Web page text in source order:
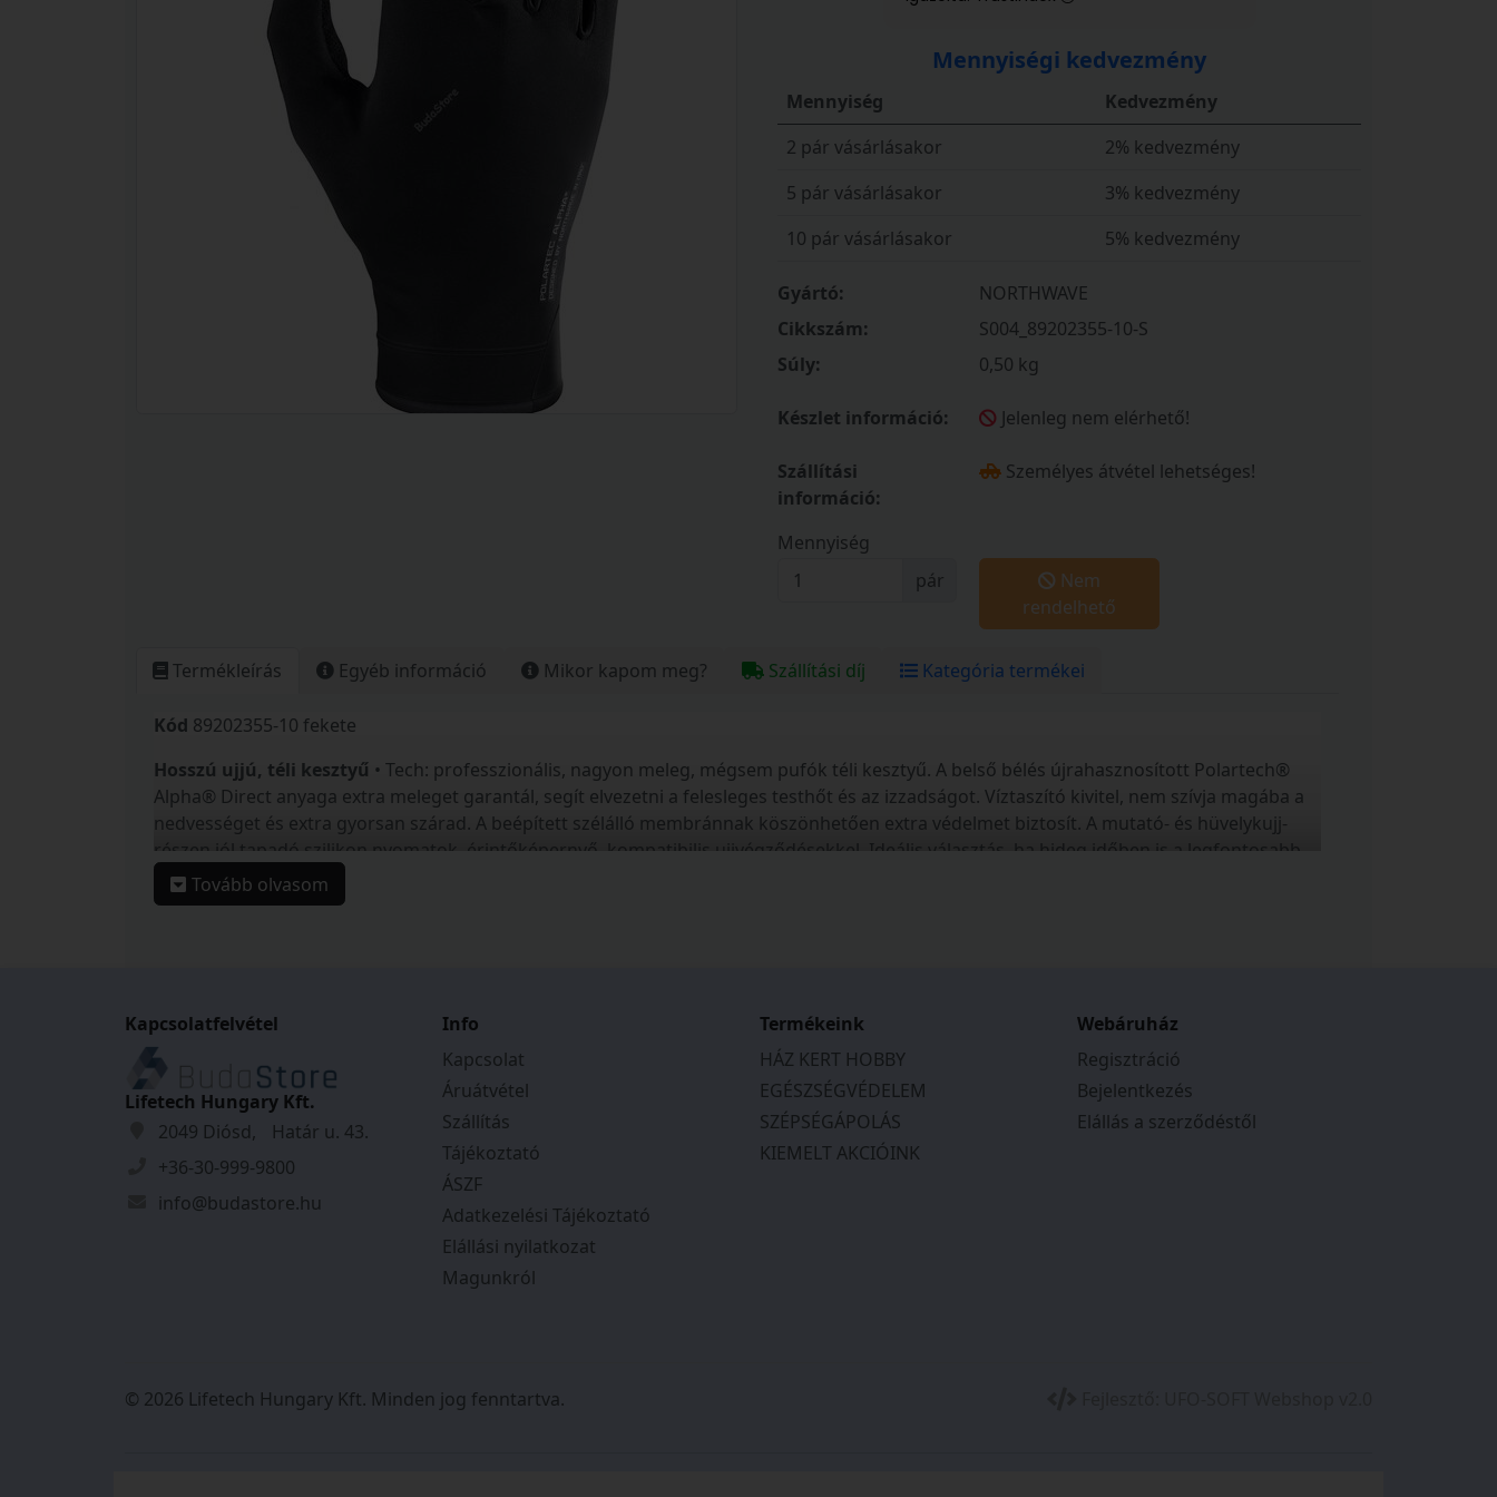
Mennyiségi kedvezmény
Mennyiség
Kedvezmény
2 pár vásárlásakor
2% kedvezmény
5 pár vásárlásakor
3% kedvezmény
10 pár vásárlásakor
5% kedvezmény
Gyártó:
NORTHWAVE
Cikkszám:
S004_89202355-10-S
Súly:
0,50 kg
Készlet információ: Jelenleg nem elérhető!
Szállítási
információ:
Személyes átvétel lehetséges!
Mennyiség
pár
Nem
rendelhető
Termékleírás Egyéb információ Mikor kapom meg? Szállítási díj Kategória termékei
Kód 89202355-10 fekete
Hosszú ujjú, téli kesztyű • Tech: professzionális, nagyon meleg, mégsem pufók téli kesztyű. A belső bélés újrahasznosított Polartech®
Alpha® Direct anyaga extra meleget garantál, segít elvezetni a felesleges testhőt és az izzadságot. Víztaszító kivitel, nem szívja magába a
nedvességet és extra gyorsan szárad. A beépített szélálló membránnak köszönhetően extra védelmet biztosít. A mutató- és hüvelykujj-
részen jól tapadó szilikon nyomatok, érintőképernyő–kompatibilis ujjvégződésekkel. Ideális választás, ha hideg időben is a legfontosabb
számodra a tökéletes kormányfogás • Méretek: S-XXL
Tovább olvasom
Kapcsolatfelvétel
Lifetech Hungary Kft.
2049 Diósd, Határ u. 43.
+36-30-999-9800
info@budastore.hu
Info
Kapcsolat
Áruátvétel
Szállítás
Tájékoztató
ÁSZF
Adatkezelési Tájékoztató
Elállási nyilatkozat
Magunkról
Termékeink
HÁZ KERT HOBBY
EGÉSZSÉGVÉDELEM
SZÉPSÉGÁPOLÁS
KIEMELT AKCIÓINK
Webáruház
Regisztráció
Bejelentkezés
Elállás a szerződéstől
© 2026 Lifetech Hungary Kft. Minden jog fenntartva.